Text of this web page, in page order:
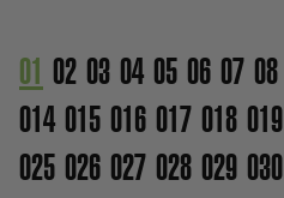
01 02 03 04 05 06 07 08
014 015 016 017 018 019
025 026 027 028 029 030